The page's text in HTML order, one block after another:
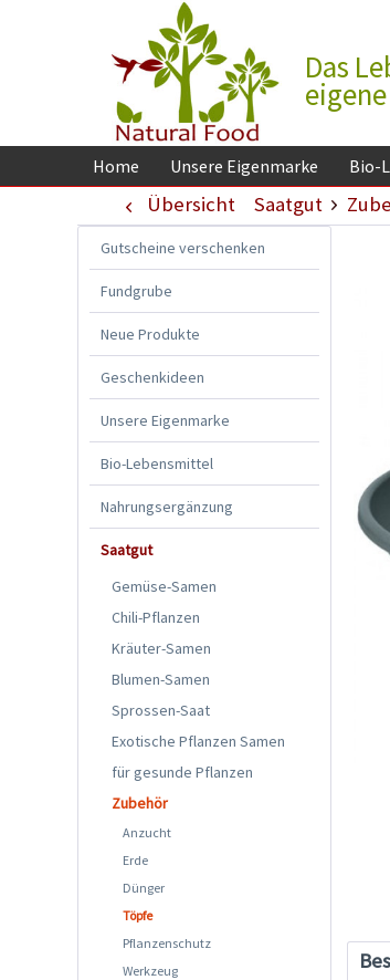
Das
Home Unsere Eigenmarke Bio-
Übersicht Saatgut
Gutscheine verschenken
Fundgrube
Neue Produkte
Geschenkideen
Unsere Eigenmarke
Bio-Lebensmittel
Nahrungsergänzung
Saatgut
Gemüse-Samen
Chili-Pflanzen
Kräuter-Samen
Blumen-Samen
Sprossen-Saat
Exotische Pflanzen Samen
für gesunde Pflanzen
Zubehör
Anzucht
Erde
Dünger
Töpfe
Pflanzenschutz
Werkzeug